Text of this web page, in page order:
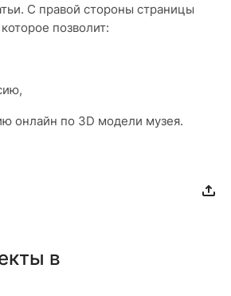
С правой стороны страницы
позволит:
онлайн по 3D модели музея.
в